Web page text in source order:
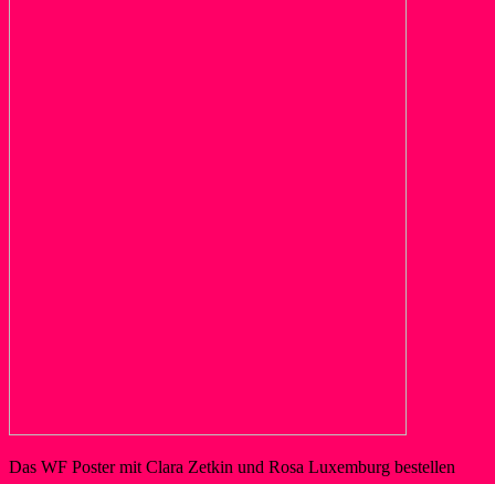
Das WF Poster mit Clara Zetkin und Rosa Luxemburg bestellen